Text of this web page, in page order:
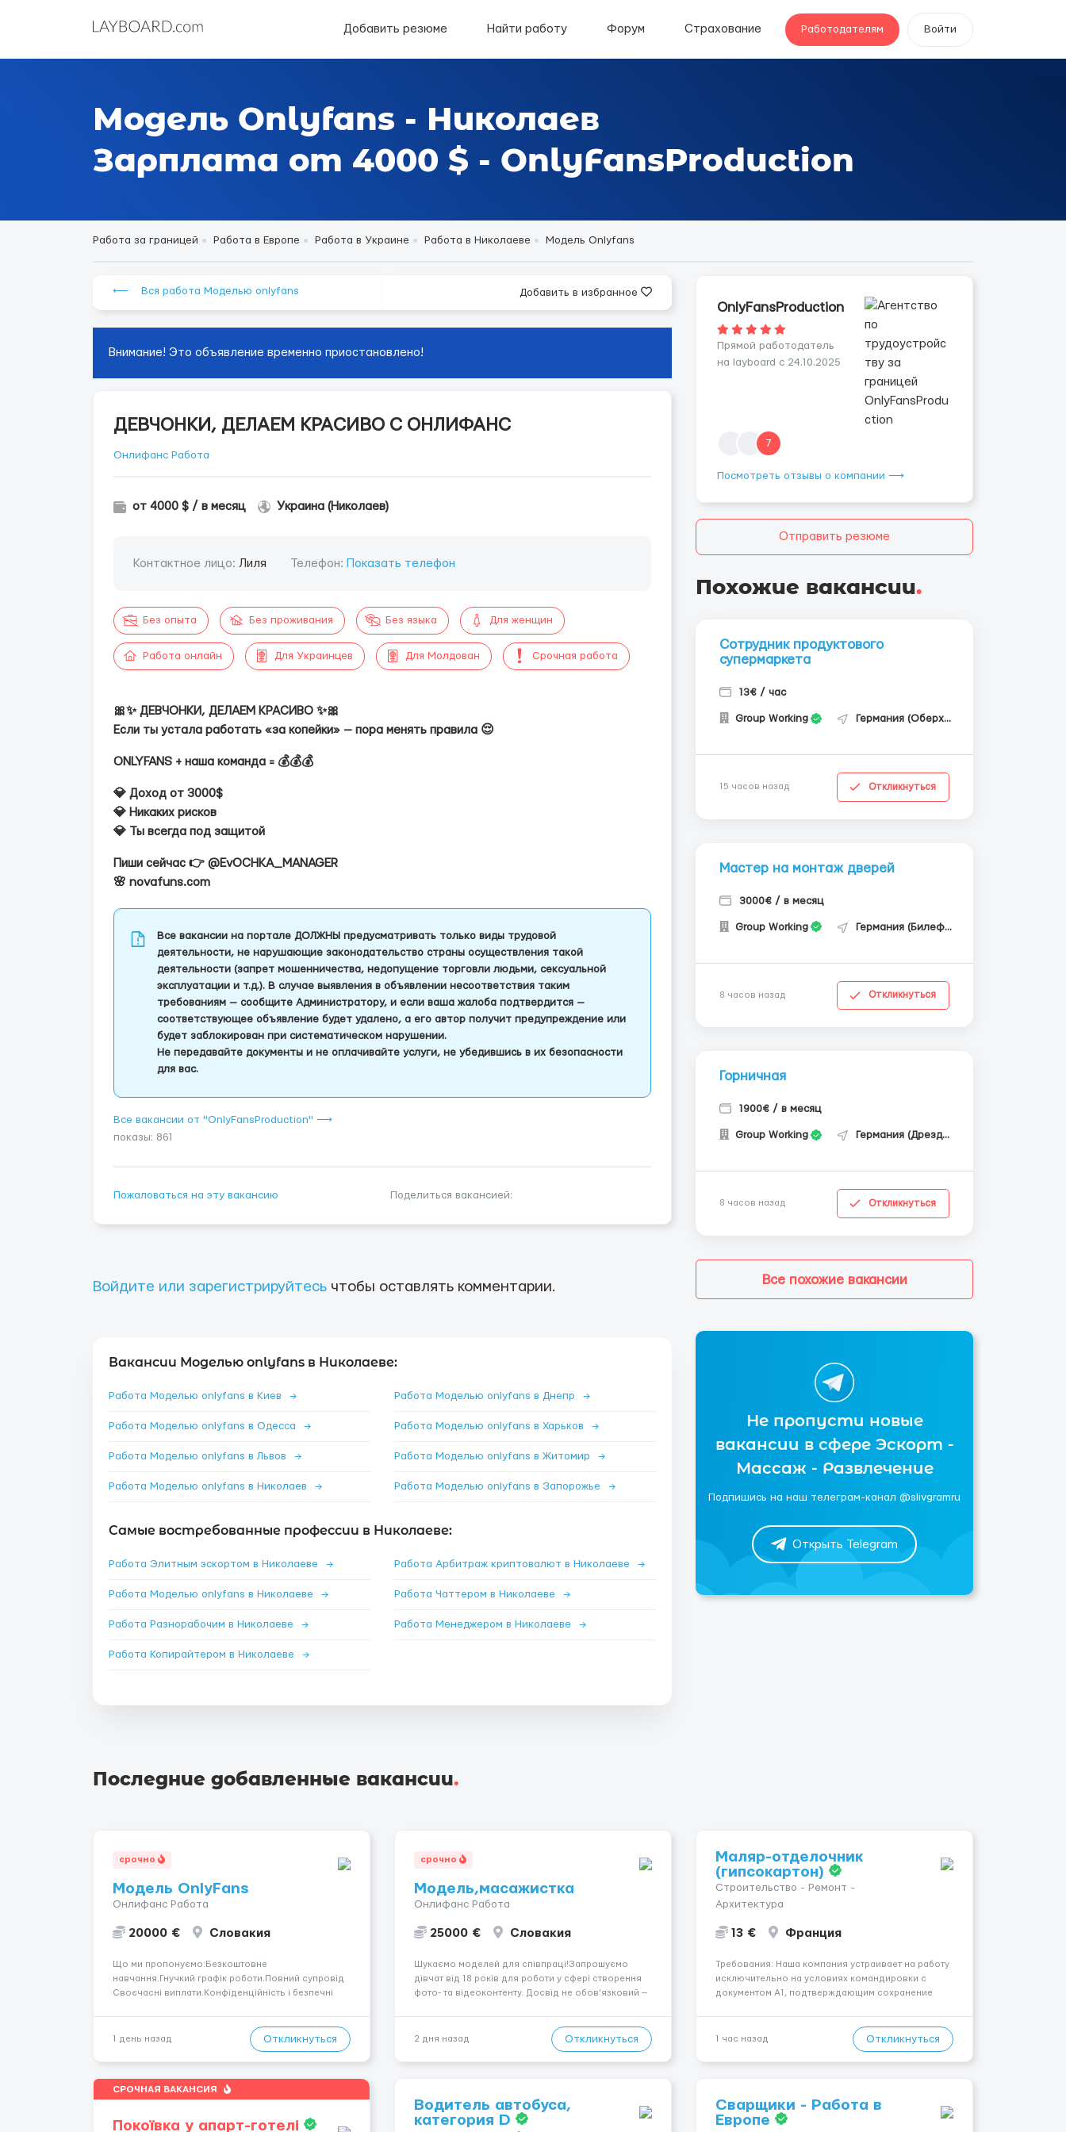
Добавить резюме Найти работу Форум Страхование Работодателям Войти
Модель Onlyfans - Николаев
Зарплата от 4000 $ - OnlyFansProduction
Работа за границей Работа в Европе Работа в Украине Работа в Николаеве Модель Onlyfans
⟵ Вся работа Моделью onlyfans Добавить в избранное
Внимание! Это объявление временно приостановлено!
ДЕВЧОНКИ, ДЕЛАЕМ КРАСИВО С ОНЛИФАНС
Онлифанс Работа
от 4000 $ / в месяц Украина (Николаев)
Контактное лицо: Лиля Телефон: Показать телефон
Без опыта Без проживания Без языка Для женщин
Работа онлайн Для Украинцев Для Молдован Срочная работа
🎀✨ ДЕВЧОНКИ, ДЕЛАЕМ КРАСИВО ✨🎀
Если ты устала работать «за копейки» — пора менять правила 😌
ONLYFANS + наша команда = 💰💰💰
💎 Доход от 3000$
💎 Никаких рисков
💎 Ты всегда под защитой
Пиши сейчас 👉 @EvOCHKA_MANAGER
🌸 novafuns.com
Все вакансии на портале ДОЛЖНЫ предусматривать только виды трудовой
деятельности, не нарушающие законодательство страны осуществления такой
деятельности (запрет мошенничества, недопущение торговли людьми, сексуальной
эксплуатации и т.д.). В случае выявления в объявлении несоответствия таким
требованиям — сообщите Администратору, и если ваша жалоба подтвердится —
соответствующее объявление будет удалено, а его автор получит предупреждение или
будет заблокирован при систематическом нарушении.
Не передавайте документы и не оплачивайте услуги, не убедившись в их безопасности
для вас.
Все вакансии от "OnlyFansProduction" ⟶
показы: 861
Пожаловаться на эту вакансию Поделиться вакансией:
Войдите или зарегистрируйтесь чтобы оставлять комментарии.
Вакансии Моделью onlyfans в Николаеве:
Работа Моделью onlyfans в Киев → Работа Моделью onlyfans в Днепр →
Работа Моделью onlyfans в Одесса → Работа Моделью onlyfans в Харьков →
Работа Моделью onlyfans в Львов → Работа Моделью onlyfans в Житомир →
Работа Моделью onlyfans в Николаев → Работа Моделью onlyfans в Запорожье →
Самые востребованные профессии в Николаеве:
Работа Элитным эскортом в Николаеве → Работа Арбитраж криптовалют в Николаеве →
Работа Моделью onlyfans в Николаеве → Работа Чаттером в Николаеве →
Работа Разнорабочим в Николаеве → Работа Менеджером в Николаеве →
Работа Копирайтером в Николаеве →
OnlyFansProduction
Прямой работодатель
на layboard с 24.10.2025
7
Посмотреть отзывы о компании ⟶
Отправить резюме
Похожие вакансии.
Сотрудник продуктового
супермаркета
13€ / час
Group Working Германия (Оберхаузен)
15 часов назад Откликнуться
Мастер на монтаж дверей
3000€ / в месяц
Group Working Германия (Билефельд)
8 часов назад Откликнуться
Горничная
1900€ / в месяц
Group Working Германия (Дрезден)
8 часов назад Откликнуться
Все похожие вакансии
Не пропусти новые
вакансии в сфере Эскорт -
Массаж - Развлечение
Подпишись на наш телеграм-канал @slivgramru
Открыть Telegram
Последние добавленные вакансии.
срочно
Модель OnlyFans
Онлифанс Работа
20000 € Словакия
Що ми пропонуємо:Безкоштовне
навчання.Гнучкий графік роботи.Повний супровід
Своєчасні виплати.Конфіденційність і безпечні
розвиватися.Досвід не обов’язковий.Якщо вас
зацікавила вакансія — залишайте відгук, і ми
зв’яжемося ...
1 день назад Откликнуться
срочно
Модель,масажистка
Онлифанс Работа
25000 € Словакия
Шукаємо моделей для співпраці!Запрошуємо
дівчат від 18 років для роботи у сфері створення
фото- та відеоконтенту. Досвід не обов’язковий —
конфіденційність і професійну підтримку.
Працюємо офіційно, поважаємо особ...
2 дня назад Откликнуться
Маляр-отделочник
(гипсокартон)
Строительство - Ремонт -
Архитектура
13 € Франция
Требования: Наша компания устраивает на работу
исключительно на условиях командировки с
документом A1, подтверждающим сохранение
могут получить граждане стран с упрощенным
доступом к рынку труда ЕС (Укра...
1 час назад Откликнуться
СРОЧНАЯ ВАКАНСИЯ
Покоївка у апарт-готелі
Водитель автобуса,
категория D
Сварщики - Работа в
Европе